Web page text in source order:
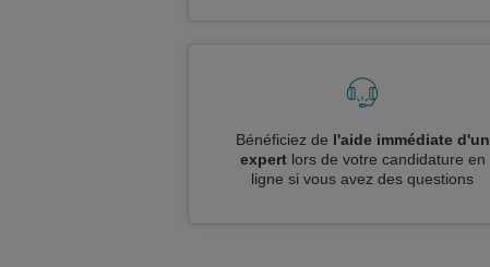
Bénéficiez de l'aide immédiate d'un
expertlors de votre candidature en
ligne si vous avez des questions